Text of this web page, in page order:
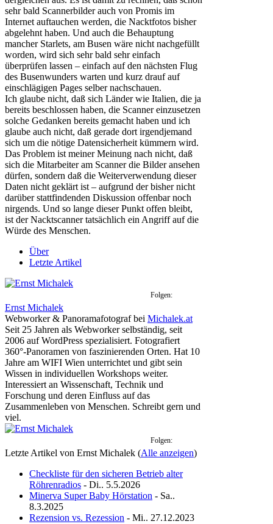
sehr bald Scannerbilder auch von Promis im
Internet auftauchen werden, die Nacktfotos bisher
abgelehnt haben. Und auch die Behauptung
mancher Starlets, am Busen wäre nicht nachgefüllt
worden, wird sich sehr bald sehr einfach
überprüfen lassen – einfach auf den nächsten Flug
des Busenwunders warten und kurz drauf auf
einschlägigen Pages selber nachschauen.
Ich glaube nicht, daß sich Länder wie Italien, die ja
bereits beschlossen haben, die Scanner einzusetzen
solche Gedanken bereits gemacht haben und ich
glaube auch nicht, daß gerade dort irgendjemand
sich um die nötige Datensicherheit kümmern wird.
Das Problem ist meiner Meinung nach nicht, daß
sich die Mitarbeiter am Scanner die Bilder ansehen
dürfen, sondern daß die Weiterverwendung dieser
Daten nicht geklärt ist – aufgrund der bisher nicht
darüber stattfindenden Diskussion offenbar noch
nirgends. Und so lange dieser Punkt offen bleibt,
ist der Nacktscanner tatsächlich ein Angriff auf die
Würde des Menschen.
Über
Letzte Artikel
Folgen:
Ernst Michalek
Webworker & Panoramafotografbei Michalek.at
Seit 25 Jahren als Webworker selbständig, seit
2006 auf WordPress spezialisiert. Fotografiert
360°-Panoramen von faszinierenden Orten. Hat 10
Jahre am WIFI Wien unterrichtet und gibt sein
Wissen in individuellen Workshops weiter.
Interessiert an Wissenschaft, Technik und
Forschung und deren Einfluss auf das
Zusammenleben von Menschen. Schreibt gern und
viel.
Folgen:
Letzte Artikel von Ernst Michalek (Alle anzeigen)
Checkliste für den sicheren Betrieb alter
Röhrenradios - Di.. 5.5.2026
Minerva Super Baby Hörstation - Sa..
8.3.2025
Rezension vs. Rezession - Mi.. 27.12.2023